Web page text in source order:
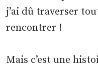
j’ai dû traverser
rencontrer !
Mais c’est une